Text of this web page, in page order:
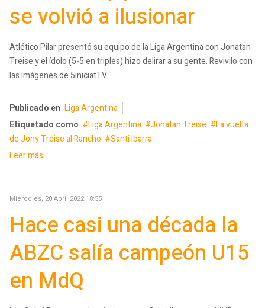
se volvió a ilusionar
Atlético Pilar presentó su equipo de la Liga Argentina con Jonatan
Treise y el ídolo (5-5 en triples) hizo delirar a su gente. Revivilo con
las imágenes de 5iniciatTV.
Publicado en Liga Argentina
Etiquetado como
Liga Argentina Jonatan Treise
La vuelta
de Jony Treise al Rancho
Santi Ibarra
Leer más ...
Miércoles, 20 Abril 2022 18:55
Hace casi una década la
ABZC salía campeón U15
en MdQ